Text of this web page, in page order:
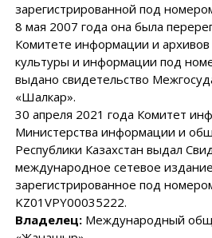
зарегистрированной под
8 мая 2007 года она была
Комитете информации и
культуры и информации под
выдано свидетельство
«Шалкар».
30 апреля 2021 года Комитет
Министерства информации и
Республики Казахстан выдал
международное сетевое издание
зарегистрированное под
KZ01VPY00035222.
Владелец:Международный